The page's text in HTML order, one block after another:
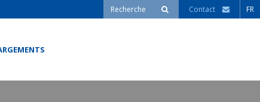
Contact FR